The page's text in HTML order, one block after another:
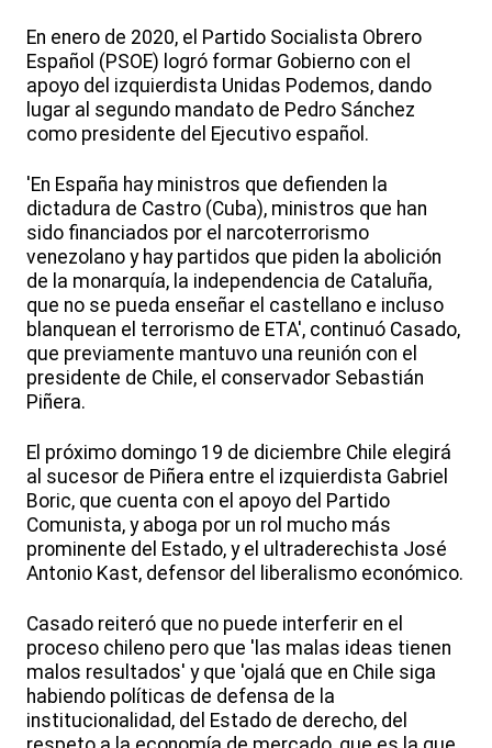
En enero de 2020, el Partido Socialista Obrero
Español (PSOE) logró formar Gobierno con el
apoyo del izquierdista Unidas Podemos, dando
lugar al segundo mandato de Pedro Sánchez
como presidente del Ejecutivo español.
'En España hay ministros que defienden la
dictadura de Castro (Cuba), ministros que han
sido financiados por el narcoterrorismo
venezolano y hay partidos que piden la abolición
de la monarquía, la independencia de Cataluña,
que no se pueda enseñar el castellano e incluso
blanquean el terrorismo de ETA', continuó Casado,
que previamente mantuvo una reunión con el
presidente de Chile, el conservador Sebastián
Piñera.
El próximo domingo 19 de diciembre Chile elegirá
al sucesor de Piñera entre el izquierdista Gabriel
Boric, que cuenta con el apoyo del Partido
Comunista, y aboga por un rol mucho más
prominente del Estado, y el ultraderechista José
Antonio Kast, defensor del liberalismo económico.
Casado reiteró que no puede interferir en el
proceso chileno pero que 'las malas ideas tienen
malos resultados' y que 'ojalá que en Chile siga
habiendo políticas de defensa de la
institucionalidad, del Estado de derecho, del